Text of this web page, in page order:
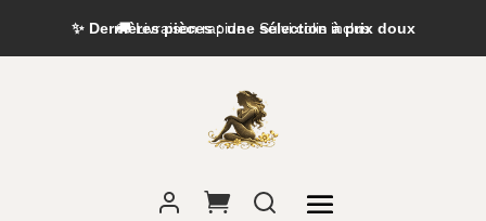
✨ Dernières pièces : une sélection à prix doux